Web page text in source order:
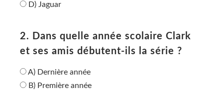
D) Jaguar
2. Dans quelle année scolaire Clark
et ses amis débutent-ils la série ?
A) Dernière année
B) Première année